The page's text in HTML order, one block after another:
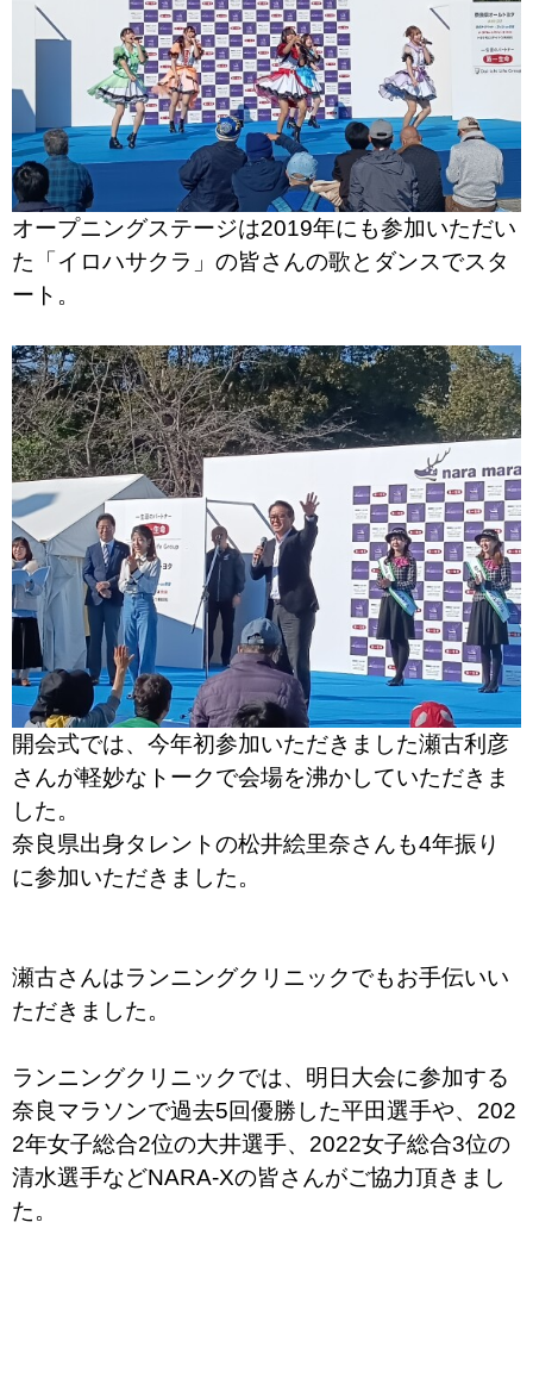
オープニングステージは2019年にも参加いただい
た「イロハサクラ」の皆さんの歌とダンスでスタ
ート。
開会式では、今年初参加いただきました瀬古利彦
さんが軽妙なトークで会場を沸かしていただきま
した。
奈良県出身タレントの松井絵里奈さんも4年振り
に参加いただきました。
瀬古さんはランニングクリニックでもお手伝いい
ただきました。
ランニングクリニックでは、明日大会に参加する
奈良マラソンで過去5回優勝した平田選手や、202
2年女子総合2位の大井選手、2022女子総合3位の
清水選手などNARA-Xの皆さんがご協力頂きまし
た。